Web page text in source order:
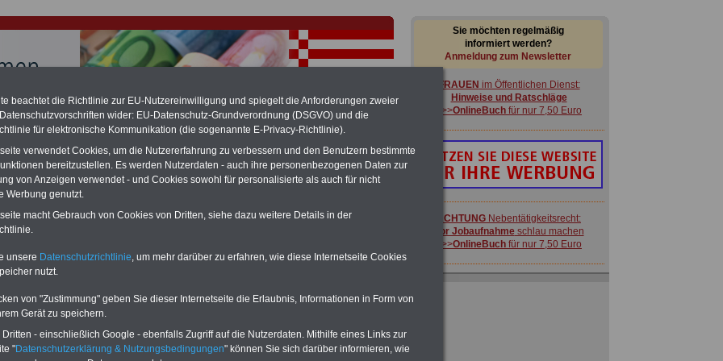
für Beamte & Ruhestandsbeamte (zu geringe Alimentation)
muss bisMärz 2027 eine Neuregelung der Besoldung beschließen). Auch beim
& Ruhestandsbeamte) gibt es teilweise hohe Nachzahlungen (Medienberichten
füralle (!) Beamtezwischen mind. 3.000 und 13.000 Euro, Der INFO-
hierzu eine Broschüre heraus, die unmittelbar nach dem Beschluss des
der Broschüre.
Bremen
in der Freien- und Hansestadt Bremen
Grundgehalt
Hochschullehrerbesoldung
Mehrarbeitsvergütung für Beamtinnen/Beamte
Stellenzulagen
Zulagen
Sie möchten regelmäßig
informiert werden?
Anmeldung zum Newsletter
FRAUEN im Öffentlichen Dienst:
Hinweise und Ratschläge
>>>OnlineBuch für nur 7,50 Euro
ACHTUNG Nebentätigkeitsrecht:
vor Jobaufnahmeschlau machen
>>>OnlineBuch für nur 7,50 Euro
beachtet die Richtlinie zur EU-Nutzereinwilligung und spiegelt die Anforderungen zweier
wider: EU-Datenschutz-Grundverordnung (DSGVO) und die
für elektronische Kommunikation (die sogenannte E-Privacy-Richtlinie).
verwendet Cookies, um die Nutzererfahrung zu verbessern und den Benutzern bestimmte
bereitzustellen. Es werden Nutzerdaten - auch ihre personenbezogenen Daten zur
von Anzeigen verwendet - und Cookies sowohl für personalisierte als auch für nicht
Werbung genutzt.
macht Gebrauch von Cookies von Dritten, siehe dazu weitere Details in der
unsere Datenschutzrichtlinie , um mehr darüber zu erfahren, wie diese Internetseite Cookies
nutzt.
von "Zustimmung" geben Sie dieser Internetseite die Erlaubnis, Informationen in Form von
Gerät zu speichern.
- einschließlich Google - ebenfalls Zugriff auf die Nutzerdaten. Mithilfe eines Links zur
"Datenschutzerklärung & Nutzungsbedingungen" können Sie sich darüber informieren, wie